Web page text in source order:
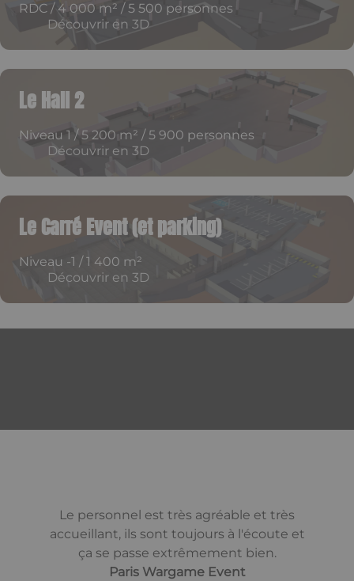
RDC / 4 000 m² / 5 500 personnes
Découvrir en 3D
Le Hall 2
Niveau 1 / 5 200 m² / 5 900 personnes
Découvrir en 3D
Le Carré Event (et parking)
Niveau -1 / 1 400 m²
Découvrir en 3D
Le personnel est très agréable et très
accueillant, ils sont toujours à l'écoute et
ça se passe extrêmement bien.
Paris Wargame Event